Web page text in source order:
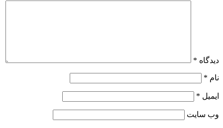
دیدگاه *
نام *
ایمیل *
وب‌ سایت